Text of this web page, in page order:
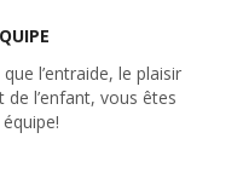
l’entraide, le plaisir
l’enfant, vous êtes